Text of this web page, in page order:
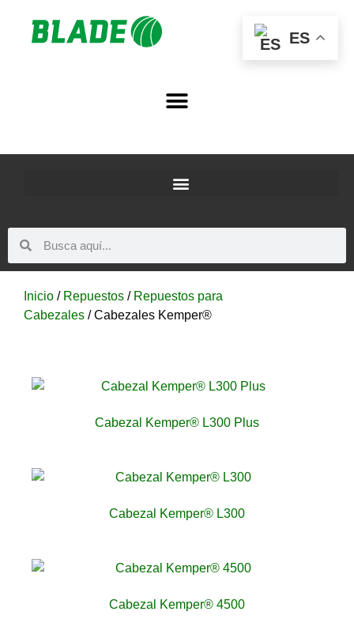
Inicio / Repuestos / Repuestos para
Cabezales / Cabezales Kemper®
Cabezal Kemper® L300 Plus
Cabezal Kemper® L300
Cabezal Kemper® 4500
ES